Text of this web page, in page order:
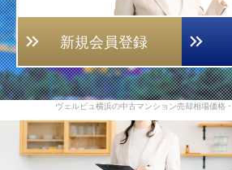
新規会員登録
ヴェルビュ横浜の中古マンション売却相場価格